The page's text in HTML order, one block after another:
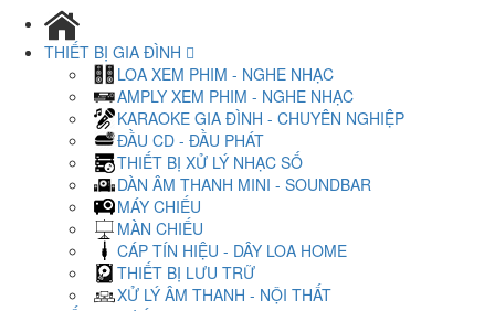
THIẾT BỊ GIA ĐÌNH
LOA XEM PHIM - NGHE NHẠC
AMPLY XEM PHIM - NGHE NHẠC
KARAOKE GIA ĐÌNH - CHUYÊN NGHIỆP
ĐẦU CD - ĐẦU PHÁT
THIẾT BỊ XỬ LÝ NHẠC SỐ
DÀN ÂM THANH MINI - SOUNDBAR
MÁY CHIẾU
MÀN CHIẾU
CÁP TÍN HIỆU - DÂY LOA HOME
THIẾT BỊ LƯU TRỮ
XỬ LÝ ÂM THANH - NỘI THẤT